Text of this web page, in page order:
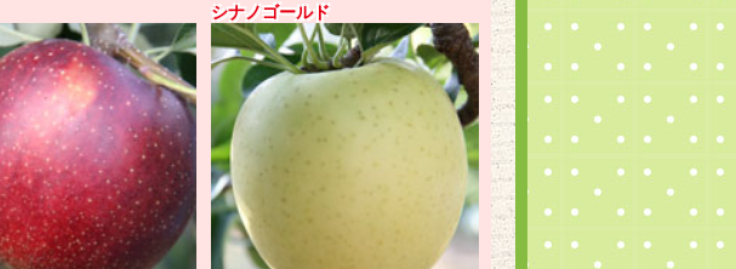
シナノゴールド